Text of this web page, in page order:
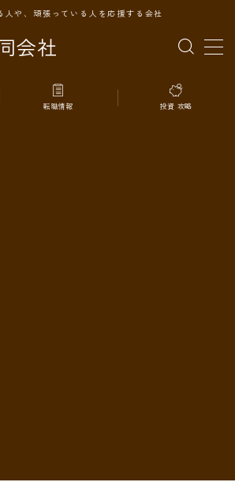
会社
人や、頑張っている人を応援する会社
転職情報 投資 攻略